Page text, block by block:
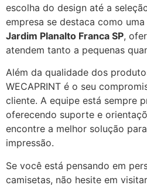
escolha do design até a
empresa se destaca como uma
Jardim Planalto Franca SP,
atendem tanto a pequenas
Além da qualidade dos
WECAPRINT é o seu
cliente. A equipe está sempre
oferecendo suporte e
encontre a melhor solução
impressão.
Se você está pensando em
camisetas, não hesite em